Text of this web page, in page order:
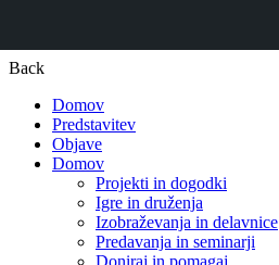
Back
Domov
Predstavitev
Objave
Domov
Projekti in dogodki
Igre in druženja
Izobraževanja in delavnice
Predavanja in seminarji
Doniraj in pomagaj